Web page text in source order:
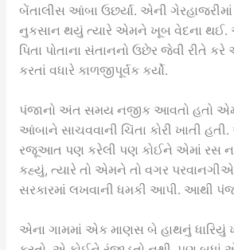
બેંતાલીસ આંબા ઉછર્યા. એની
નુકસાન થયું ત્યારે એમને ખૂબ વેદના થઈ.
પિતા પોતાના સંતાનનો ઉછેર જેવી રીતે
કરતાં વધારે કાળજીપૂર્વક કર્યો.
પંજાનો અંત સમય નજીક આવતો હતો એમ
આંબાને સાચવવાની ચિંતા કોરી ખાતી
રજૂઆત પણ કરેલી પણ કોઈને એમાં રસ
કહ્યું, ત્યારે તો એમને તો વગર
સરકારમાં લખવાની ધમકી આપી. આથી
એના ગામમાં એક માણસ બે હાથનું ધારિયું